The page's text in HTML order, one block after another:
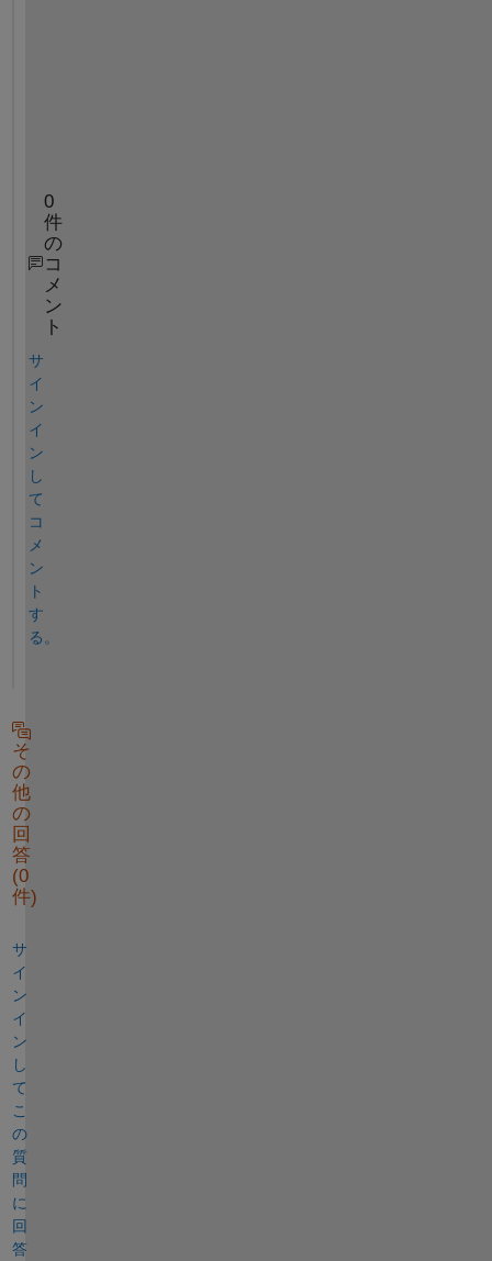
0
件
の
コ
メ
ン
ト
サ
イ
ン
イ
ン
し
て
コ
メ
ン
ト
す
る。
そ
の
他
の
回
答
(0
件)
サ
イ
ン
イ
ン
し
て
こ
の
質
問
に
回
答